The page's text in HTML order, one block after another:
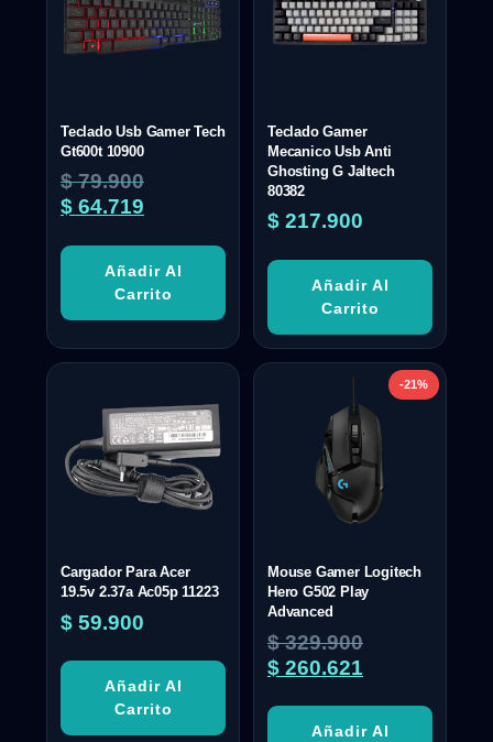
Teclado Usb Gamer Tech
Gt600t 10900
$79.900
$ 64.719
Añadir Al
Carrito
Teclado Gamer
Mecanico Usb Anti
Ghosting G Jaltech
80382
$ 217.900
Añadir Al
Carrito
Cargador Para Acer
19.5v 2.37a Ac05p 11223
$ 59.900
Añadir Al
Carrito
-21%
Mouse Gamer Logitech
Hero G502 Play
Advanced
$329.900
$ 260.621
Añadir Al